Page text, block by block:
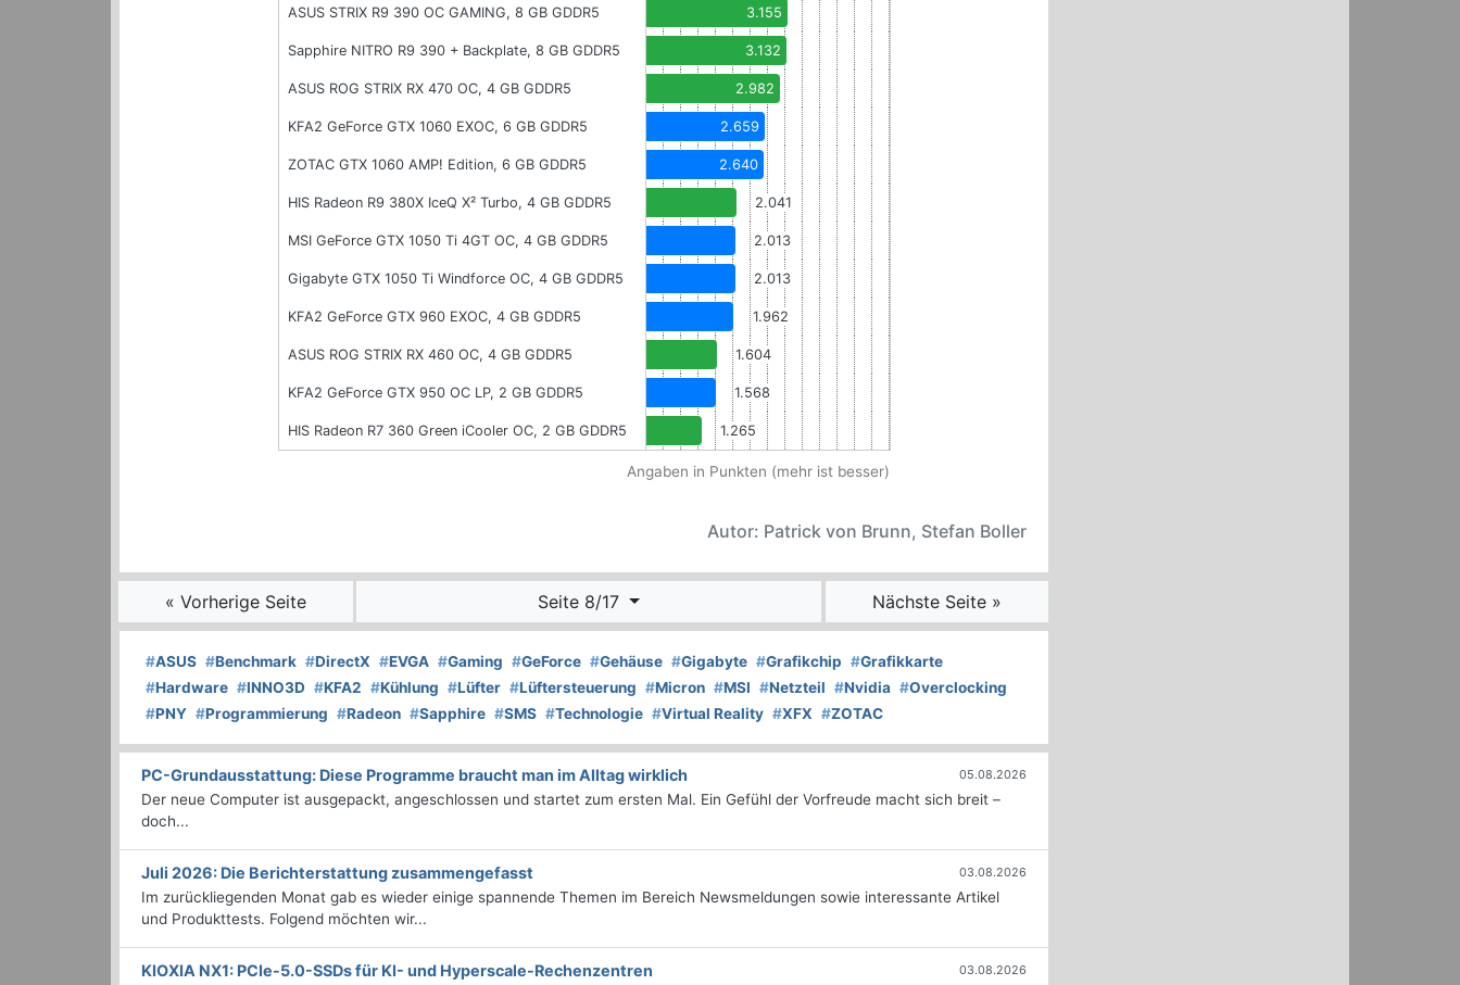
ASUS STRIX R9 390 OC GAMING, 8 GB GDDR5 3.155
Sapphire NITRO R9 390 + Backplate, 8 GB GDDR5 3.132
ASUS ROG STRIX RX 470 OC, 4 GB GDDR5 2.982
KFA2 GeForce GTX 1060 EXOC, 6 GB GDDR5 2.659
ZOTAC GTX 1060 AMP! Edition, 6 GB GDDR5 2.640
HIS Radeon R9 380X IceQ X² Turbo, 4 GB GDDR5 2.041
MSI GeForce GTX 1050 Ti 4GT OC, 4 GB GDDR5 2.013
Gigabyte GTX 1050 Ti Windforce OC, 4 GB GDDR5 2.013
KFA2 GeForce GTX 960 EXOC, 4 GB GDDR5 1.962
ASUS ROG STRIX RX 460 OC, 4 GB GDDR5 1.604
KFA2 GeForce GTX 950 OC LP, 2 GB GDDR5 1.568
HIS Radeon R7 360 Green iCooler OC, 2 GB GDDR5 1.265
Angaben in Punkten (mehr ist besser)
Autor: Patrick von Brunn, Stefan Boller
« Vorherige Seite Seite 8/17 Nächste Seite »
#ASUS #Benchmark #DirectX #EVGA #Gaming #GeForce #Gehäuse #Gigabyte #Grafikchip #Grafikkarte
#Hardware #INNO3D #KFA2 #Kühlung #Lüfter #Lüftersteuerung #Micron #MSI #Netzteil #Nvidia #Overclocking
#PNY #Programmierung #Radeon #Sapphire #SMS #Technologie #Virtual Reality #XFX #ZOTAC
PC-Grundausstattung: Diese Programme braucht man im Alltag wirklich 05.08.2026
Der neue Computer ist ausgepackt, angeschlossen und startet zum ersten Mal. Ein Gefühl der Vorfreude macht sich breit –
doch...
Juli 2026: Die Bericht­erstattung zusammengefasst 03.08.2026
Im zurückliegenden Monat gab es wieder einige spannende Themen im Bereich Newsmeldungen sowie interessante Artikel
und Produkttests. Folgend möchten wir...
KIOXIA NX1: PCIe-5.0-SSDs für KI- und Hyperscale-Rechenzentren 03.08.2026